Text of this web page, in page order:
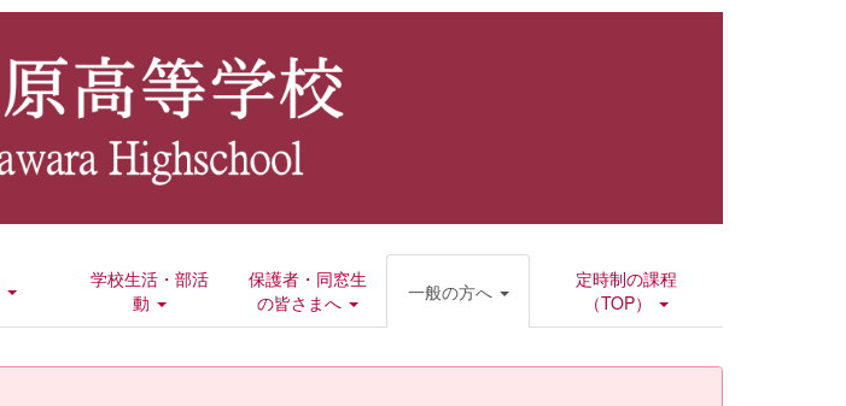
学校生活・部活
動
保護者・同窓生
の皆さまへ
一般の方へ
定時制の課程
（TOP）